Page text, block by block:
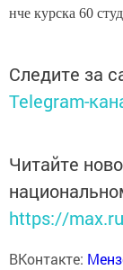
нче курска 60
Следите за
Telegram-
Читайте
https://
ВКонтакте: